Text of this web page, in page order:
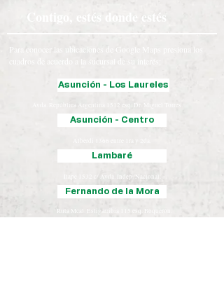
Contigo, estés donde estés
Para conocer las ubicaciones de Google Maps presiona los
cuadros de acuerdo a la sucursal de su interés:
Asunción - Los Laureles
Avda. República Argentina 1512 esq. Dr. Miguel Torres.
Asunción - Centro
Lambaré
Itape 1532 c/ Avda. Indep. Nacional.
Fernando de la Mora
Ruta Mcal. Estigarribia 115 esq. Boquerón.